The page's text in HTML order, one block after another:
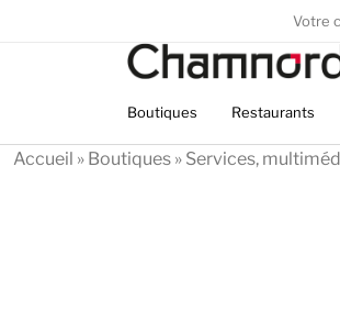
Votre
Boutiques Restaurants
Accueil » Boutiques » Services,